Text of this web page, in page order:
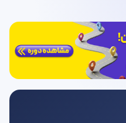
از فعالیتی که در حسابداری